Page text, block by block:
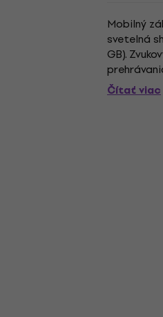
Mobilný
svetelná
GB).
4″ + 1″.
Čítať viac